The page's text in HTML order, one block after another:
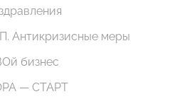
Антикризисные меры
бизнес
— СТАРТ